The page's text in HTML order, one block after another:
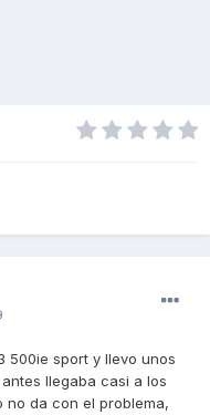
500ie sport y llevo unos
llegaba casi a los
no da con el problema,